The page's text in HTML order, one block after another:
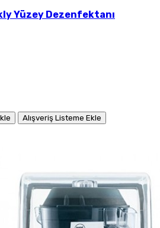
Yüzey Dezenfektanı
Alışveriş Listeme Ekle